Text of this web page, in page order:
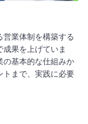
営業体制を構築する
果を上げていま
の基本的な仕組みか
トまで、実践に必要